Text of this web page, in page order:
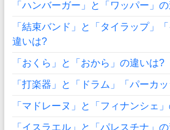
「ハンバーガー」と「ワッパー」
「結束バンド」と「タイラップ」
違いは?
「おくら」と「おから」の違いは?
「打楽器」と「ドラム」「パーカ
「マドレーヌ」と「フィナンシェ
「イスラエル」と「パレスチナ」